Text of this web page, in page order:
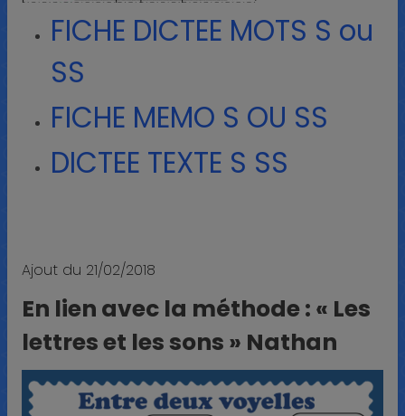
FICHE DICTEE MOTS S ou
SS
FICHE MEMO S OU SS
DICTEE TEXTE S SS
Ajout du 21/02/2018
En lien avec la méthode : « Les
lettres et les sons » Nathan